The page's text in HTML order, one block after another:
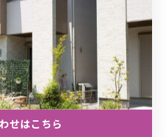
す。
場合の相談窓口や対応実績
に備える姿勢が安心につな
積もりや説明を受け、比較
不動産取引が実現できま
せはこちら